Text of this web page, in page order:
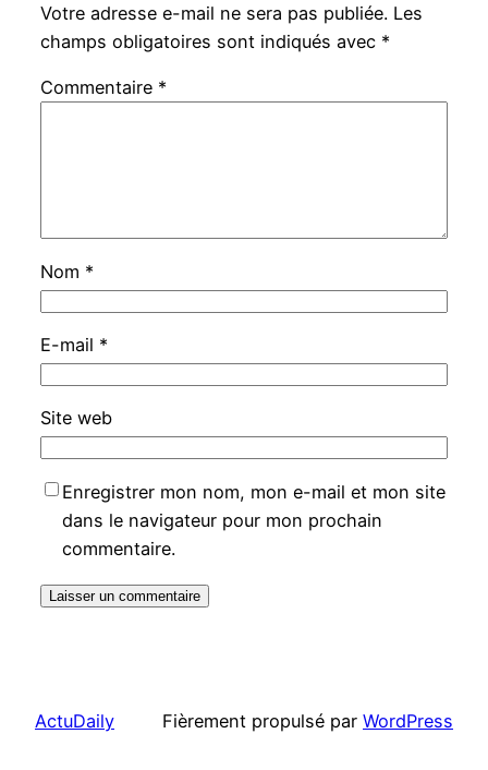
Votre adresse e-mail ne sera pas publiée. Les
champs obligatoires sont indiqués avec *
Commentaire *
Nom *
E-mail *
Site web
Enregistrer mon nom, mon e-mail et mon site
dans le navigateur pour mon prochain
commentaire.
ActuDaily Fièrement propulsé par WordPress